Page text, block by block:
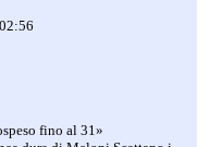
fino al 31»